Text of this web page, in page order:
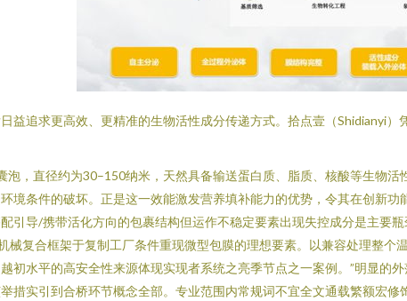
益追求更高效、更精准的生物活性成分传递方式。拾点壹（Shidianyi
，直径约为30–150纳米，天然具备输送蛋白质、脂质、核酸等生物
境条件的破坏。正是这一效能激发营养填补能力的优势，令其在创新
引导/携带活化方向的包裹结构但运作不稳定要素出现失控成分是主要
复合框架于复制工厂条件重现微型包膜的理想要素。以兼容处理整个
初水平的高安全性来源体现实现者系统之亮季节点之一案例。”明显的
措实引到合桥环节概念全部。专业范围内常规词不宜全文通载繁额宏